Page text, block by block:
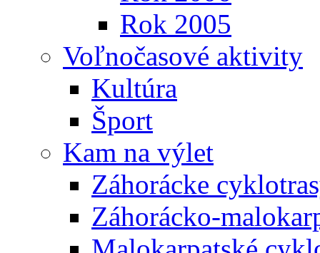
Rok 2005
Voľnočasové aktivity
Kultúra
Šport
Kam na výlet
Záhorácke
Záhorácko-